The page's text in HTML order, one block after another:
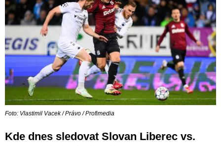
Foto: Vlastimil Vacek / Právo / Profimedia
Kde dnes sledovat Slovan Liberec vs.